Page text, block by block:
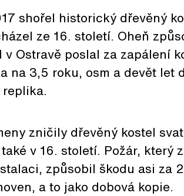
shořel historický dřevěný
ze 16. století. Oheň
v Ostravě poslal za zapálení
na 3,5 roku, osm a devět let
zničily dřevěný kostel
v 16. století. Požár, který
způsobil škodu asi za
a to jako dobová kopie.